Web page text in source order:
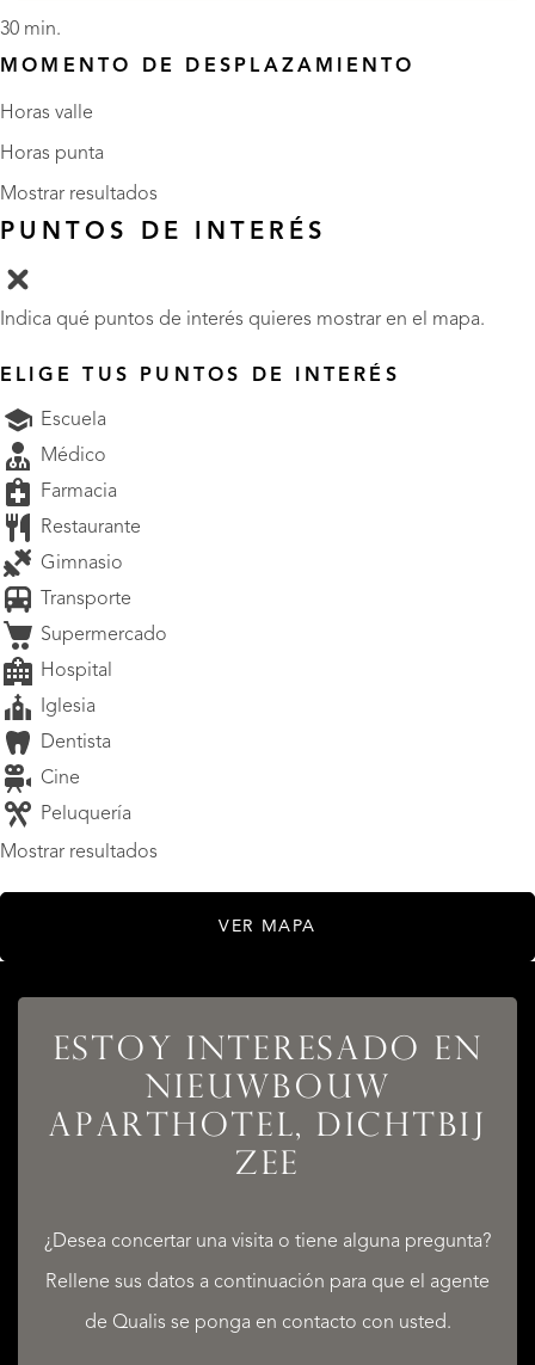
30 min.
MOMENTO DE DESPLAZAMIENTO
Horas valle
Horas punta
Mostrar resultados
PUNTOS DE INTERÉS
Indica qué puntos de interés quieres mostrar en el mapa.
ELIGE TUS PUNTOS DE INTERÉS
Escuela
Médico
Farmacia
Restaurante
Gimnasio
Transporte
Supermercado
Hospital
Iglesia
Dentista
Cine
Peluquería
Mostrar resultados
VER MAPA
ESTOY INTERESADO EN
NIEUWBOUW
APARTHOTEL, DICHTBIJ
ZEE
¿Desea concertar una visita o tiene alguna pregunta?
Rellene sus datos a continuación para que el agente
de Qualis se ponga en contacto con usted.
LISTADOS